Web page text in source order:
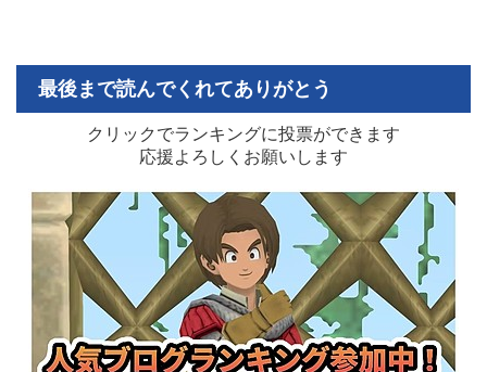
最後まで読んでくれてありがとう
クリックでランキングに投票ができます
応援よろしくお願いします